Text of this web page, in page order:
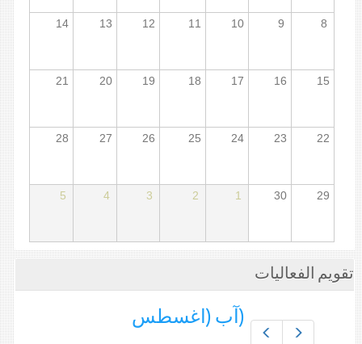
8
9
10
11
12
13
14
15
16
17
18
19
20
21
22
23
24
25
26
27
28
29
30
1
2
3
4
5
تقويم الفعاليات
(آب (اغسطس